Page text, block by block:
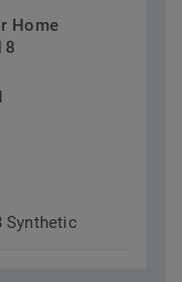
Home
Synthetic